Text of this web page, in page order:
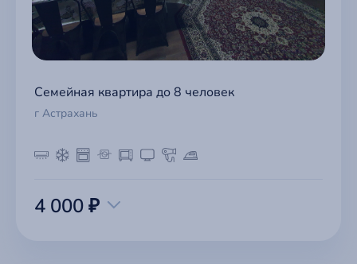
Семейная квартира до 8 человек
г Астрахань
4 000 ₽